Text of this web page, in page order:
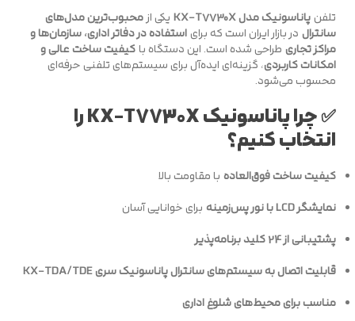
تلفنپاناسونیک مدل KX-T7730X یکی ازمحبوب‌ترین مدل‌های
سانترال در بازار ایران است که برایاستفاده در دفاتر اداری، سازمان‌ها و
مراکز تجاری طراحی شده است. این دستگاه باکیفیت ساخت عالی و
امکانات کاربردی، گزینه‌ای ایده‌آل برای سیستم‌های تلفنی حرفه‌ای
محسوب می‌شود.
✅ چرا پاناسونیک KX-T7730X را
انتخاب کنیم؟
کیفیت ساخت فوق‌العاده با مقاومت بالا
نمایشگر LCD با نور پس‌زمینه
برای خوانایی آسان
پشتیبانی از 24 کلید برنامه‌پذیر
قابلیت اتصال به سیستم‌های سانترال پاناسونیک سری KX-TDA/TDE
مناسب برای محیط‌های شلوغ اداری